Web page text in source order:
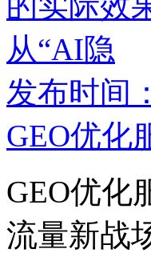
发布时间
GEO优化
GEO优化
流量新战